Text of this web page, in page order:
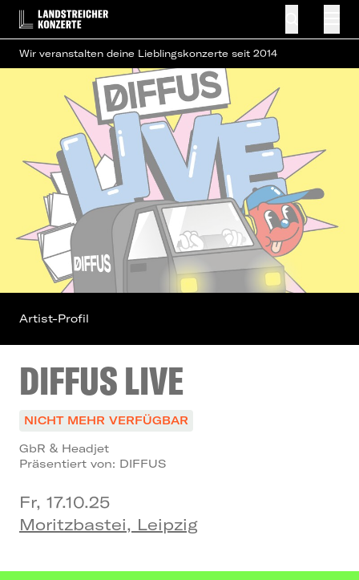
Wir veranstalten deine Lieblingskonzerte seit 2014
DIFFUS LIVE
NICHT MEHR VERFÜGBAR
GbR & Headjet
Präsentiert von: DIFFUS
Fr, 17.10.25
Moritzbastei, Leipzig
Artist-Profil